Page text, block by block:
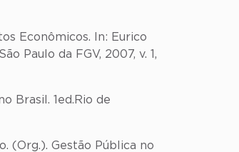
Econômicos. In: Eurico
Paulo da FGV, 2007, v. 1,
Brasil. 1ed.Rio de
(Org.). Gestão Pública no